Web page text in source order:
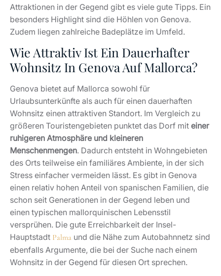
Attraktionen in der Gegend gibt es viele gute Tipps. Ein
besonders Highlight sind die Höhlen von Genova.
Zudem liegen zahlreiche Badeplätze im Umfeld.
Wie Attraktiv Ist Ein Dauerhafter
Wohnsitz In Genova Auf Mallorca?
Genova bietet auf Mallorca sowohl für
Urlaubsunterkünfte als auch für einen dauerhaften
Wohnsitz einen attraktiven Standort. Im Vergleich zu
größeren Touristengebieten punktet das Dorf mit einer
ruhigeren Atmosphäre und kleineren
Menschenmengen. Dadurch entsteht in Wohngebieten
des Orts teilweise ein familiäres Ambiente, in der sich
Stress einfacher vermeiden lässt. Es gibt in Genova
einen relativ hohen Anteil von spanischen Familien, die
schon seit Generationen in der Gegend leben und
einen typischen mallorquinischen Lebensstil
versprühen. Die gute Erreichbarkeit der Insel-
Hauptstadt Palma und die Nähe zum Autobahnnetz sind
ebenfalls Argumente, die bei der Suche nach einem
Wohnsitz in der Gegend für diesen Ort sprechen.